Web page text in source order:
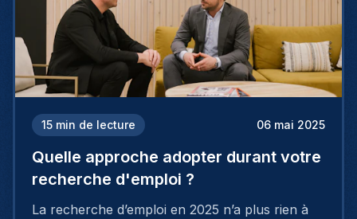
15 min de lecture 06 mai 2025
Quelle approche adopter durant votre
recherche d'emploi ?
La recherche d’emploi en 2025 n’a plus rien à